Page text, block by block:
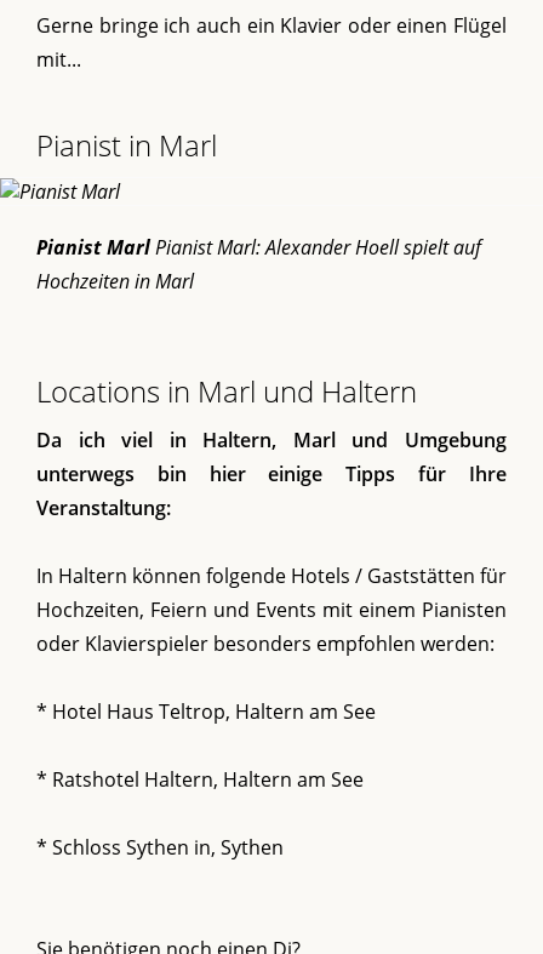
Gerne bringe ich auch ein Klavier oder einen Flügel
mit...
Pianist in Marl
Pianist MarlPianist Marl: Alexander Hoell spielt auf
Hochzeiten in Marl
Locations in Marl und Haltern
Da ich viel in Haltern, Marl und Umgebung
unterwegs bin hier einige Tipps für Ihre
Veranstaltung:
In Haltern können folgende Hotels / Gaststätten für
Hochzeiten, Feiern und Events mit einem Pianisten
oder Klavierspieler besonders empfohlen werden:
* Hotel Haus Teltrop, Haltern am See
* Ratshotel Haltern, Haltern am See
* Schloss Sythen in, Sythen